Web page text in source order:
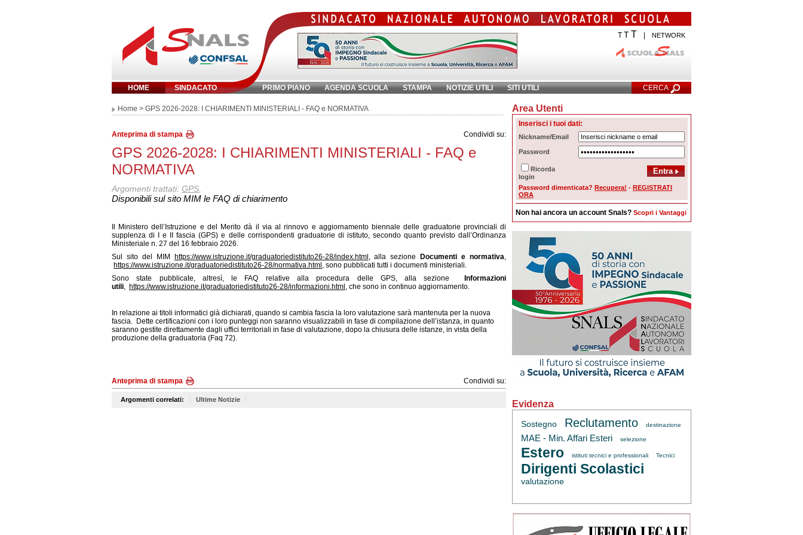
T TT NETWORK
HOME SINDACATO PRIMO PIANO AGENDA SCUOLA STAMPA NOTIZIE UTILI SITI UTILI CERCA
Inserisci parola chiave: Ricerca Avanzata
Home > GPS 2026-2028: I CHIARIMENTI MINISTERIALI - FAQ e NORMATIVA
Anteprima di stampa Condividi su:
GPS 2026-2028: I CHIARIMENTI MINISTERIALI - FAQ e
NORMATIVA
Argomenti trattati: GPS
Disponibili sul sito MIM le FAQ di chiarimento
Il Ministero dell’Istruzione e del Merito dà il via al rinnovo e aggiornamento biennale delle graduatorie provinciali di
supplenza di I e II fascia (GPS) e delle corrispondenti graduatorie di istituto, secondo quanto previsto dall’Ordinanza
Ministeriale n. 27 del 16 febbraio 2026.
Sul sito del MIM
https://www.istruzione.it/graduatoriedistituto26-28/index.html , alla sezione Documenti e normativa,
https://www.istruzione.it/graduatoriedistituto26-28/normativa.html , sono pubblicati tutti i documenti ministeriali.
Sono state pubblicate, altresì, le FAQ relative alla procedura delle GPS, alla sezione
Informazioni
utili, https://www.istruzione.it/graduatoriedistituto26-28/informazioni.html , che sono in continuo aggiornamento.
In relazione ai titoli informatici già dichiarati, quando si cambia fascia la loro valutazione sarà mantenuta per la nuova
fascia. Dette certificazioni con i loro punteggi non saranno visualizzabili in fase di compilazione dell’istanza, in quanto
saranno gestite direttamente dagli uffici territoriali in fase di valutazione, dopo la chiusura delle istanze, in vista della
produzione della graduatoria (Faq 72).
Anteprima di stampa Condividi su:
Argomenti correlati: Ultime Notizie
Area Utenti
Inserisci i tuoi dati:
Nickname/Email
Password
Ricorda
login
Password dimenticata? Recupera! - REGISTRATI
ORA
Non hai ancora un account Snals? Scopri i Vantaggi
Evidenza
Sostegno Reclutamento destinazione
MAE - Min. Affari Esteri selezione
Estero istituti tecnici e professionali Tecnici
Dirigenti Scolastici
valutazione